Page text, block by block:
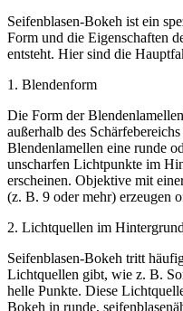
Seifenblasen-Bokeh ist ein
Form und die Eigenschaften
entsteht. Hier sind die
1. Blendenform
Die Form der
außerhalb des
Blendenlamellen eine runde
unscharfen Lichtpunkte im
erscheinen. Objektive mit
(z. B. 9 oder mehr) erzeugen
2. Lichtquellen im Hintergrund
Seifenblasen-Bokeh tritt
Lichtquellen gibt, wie z. B.
helle Punkte. Diese
Bokeh in runde,